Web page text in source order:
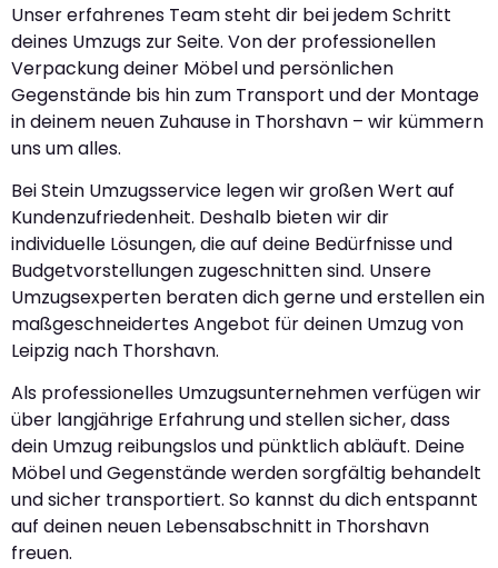
Unser erfahrenes Team steht dir bei jedem Schritt
deines Umzugs zur Seite. Von der professionellen
Verpackung deiner Möbel und persönlichen
Gegenstände bis hin zum Transport und der Montage
in deinem neuen Zuhause in Thorshavn – wir kümmern
uns um alles.
Bei Stein Umzugsservice legen wir großen Wert auf
Kundenzufriedenheit. Deshalb bieten wir dir
individuelle Lösungen, die auf deine Bedürfnisse und
Budgetvorstellungen zugeschnitten sind. Unsere
Umzugsexperten beraten dich gerne und erstellen ein
maßgeschneidertes Angebot für deinen Umzug von
Leipzig nach Thorshavn.
Als professionelles Umzugsunternehmen verfügen wir
über langjährige Erfahrung und stellen sicher, dass
dein Umzug reibungslos und pünktlich abläuft. Deine
Möbel und Gegenstände werden sorgfältig behandelt
und sicher transportiert. So kannst du dich entspannt
auf deinen neuen Lebensabschnitt in Thorshavn
freuen.